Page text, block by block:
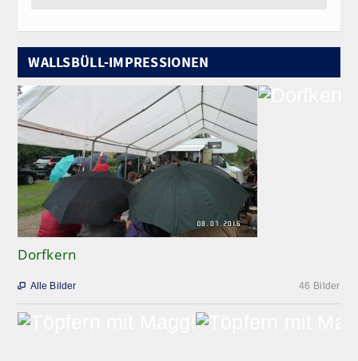
WALLSBÜLL-IMPRESSIONEN
Dorfkern
46 Bilder
 Alle Bilder